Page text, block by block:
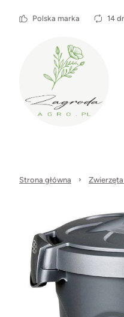
Polska marka 14
Strona główna